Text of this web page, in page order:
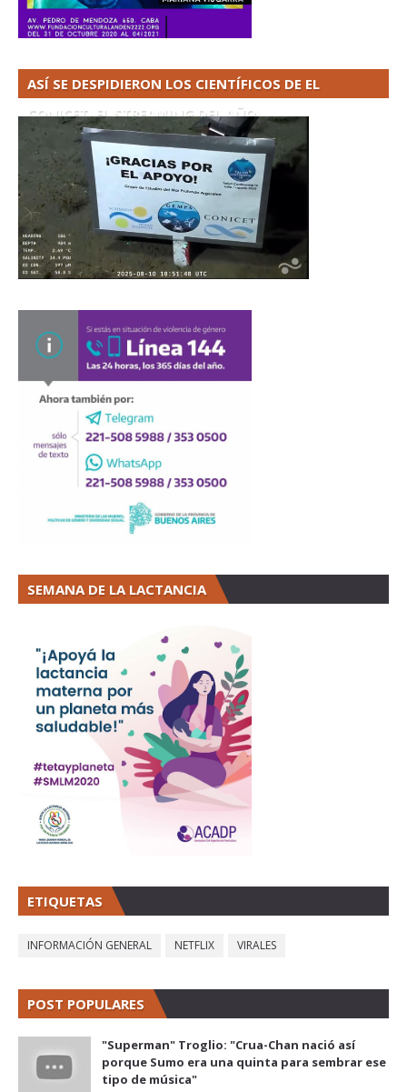
ASÍ SE DESPIDIERON LOS CIENTÍFICOS DE EL
CONICET. EL STREAMING DEL AÑO
SEMANA DE LA LACTANCIA
ETIQUETAS
INFORMACIÓN GENERAL NETFLIX VIRALES
POST POPULARES
"Superman" Troglio: "Crua-Chan nació así
porque Sumo era una quinta para sembrar ese
tipo de música"